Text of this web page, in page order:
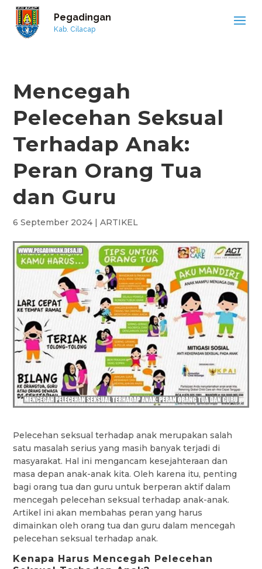
Pegadingan
Kab. Cilacap
Mencegah
Pelecehan Seksual
Terhadap Anak:
Peran Orang Tua
dan Guru
6 September 2024 |ARTIKEL
Pelecehan seksual terhadap anak merupakan salah
satu masalah serius yang masih banyak terjadi di
masyarakat. Hal ini mengancam kesejahteraan dan
masa depan anak-anak kita. Oleh karena itu, penting
bagi orang tua dan guru untuk berperan aktif dalam
mencegah pelecehan seksual terhadap anak-anak.
Artikel ini akan membahas peran yang harus
dimainkan oleh orang tua dan guru dalam mencegah
pelecehan seksual terhadap anak.
Kenapa Harus Mencegah Pelecehan